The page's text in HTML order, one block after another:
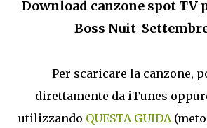
Download canzone spot TV
Boss Nuit
Per scaricare la canzone,
direttamente da iTunes
utilizzando QUESTA GUIDA